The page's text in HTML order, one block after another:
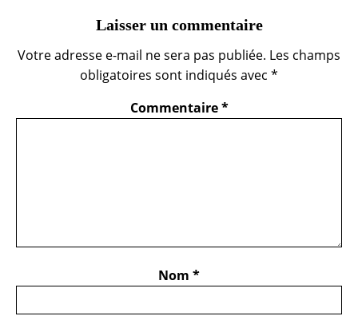
Laisser un commentaire
Votre adresse e-mail ne sera pas publiée. Les champs
obligatoires sont indiqués avec *
Commentaire*
Nom *